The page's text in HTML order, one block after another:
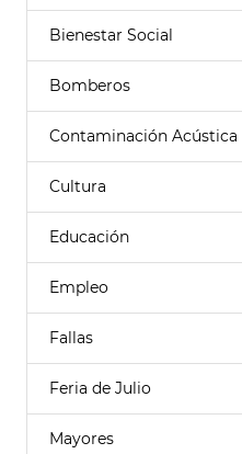
Bienestar Social
Bomberos
Contaminación Acústica
Cultura
Educación
Empleo
Fallas
Feria de Julio
Mayores